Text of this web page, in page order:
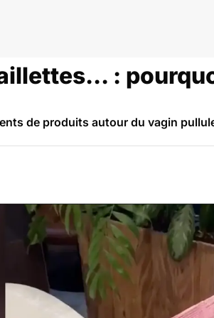
:
de produits autour du vagin